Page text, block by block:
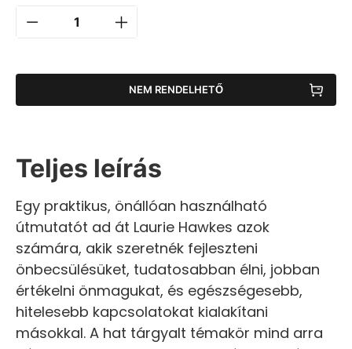
NEM RENDELHETŐ
Teljes leírás
Egy praktikus, önállóan használható
útmutatót ad át Laurie Hawkes azok
számára, akik szeretnék fejleszteni
önbecsülésüket, tudatosabban élni, jobban
értékelni önmagukat, és egészségesebb,
hitelesebb kapcsolatokat kialakítani
másokkal. A hat tárgyalt témakör mind arra